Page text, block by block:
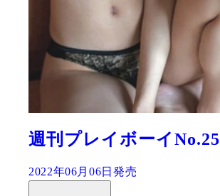
週刊プレイボーイNo.25
2022年06月06日発売